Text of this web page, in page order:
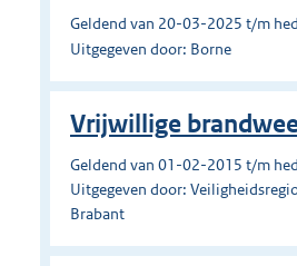
Geldend van 20-03-2025 t/m
Uitgegeven door: Borne
Vrijwillige
Geldend van 01-02-2015 t/m
Uitgegeven door:
Brabant